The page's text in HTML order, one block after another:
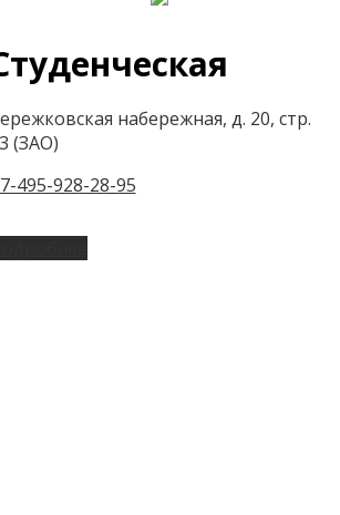
набережная, д. 20, стр.
(ЗАО)
495-928-28-95